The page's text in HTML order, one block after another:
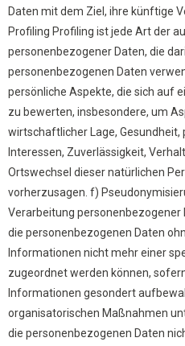
Daten mit dem Ziel, ihre künftige
Profiling Profiling ist jede Art der
personenbezogener Daten, die
personenbezogenen Daten
persönliche Aspekte, die sich auf
zu bewerten, insbesondere, um
wirtschaftlicher Lage, Gesundheit,
Interessen, Zuverlässigkeit,
Ortswechsel dieser natürlichen
vorherzusagen. f)
Verarbeitung personenbezogener
die personenbezogenen Daten
Informationen nicht mehr einer
zugeordnet werden können,
Informationen gesondert
organisatorischen Maßnahmen
die personenbezogenen Daten